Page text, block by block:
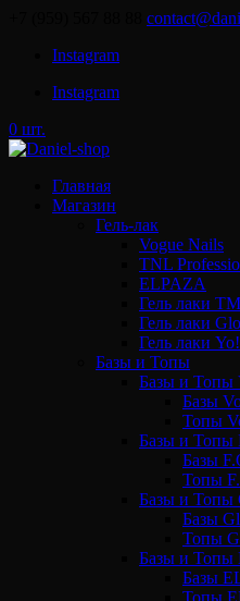
Instagram
Instagram
0 шт.
Главная
Магазин
Гель-лак
Vogue Nails
TNL
ELPAZA
Гель лаки
Гель лаки
Гель лаки
Базы и Топы
Базы и Топы
Базы
Топы
Базы и Топы
Базы
Топы
Базы и Топы
Базы
Топы
Базы и Топы
Базы
Топы